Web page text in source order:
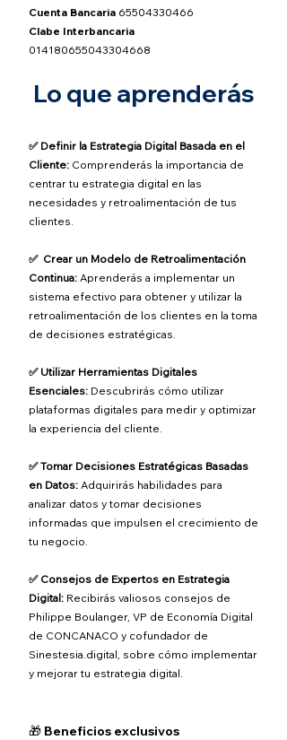
Cuenta Bancaria 65504330466
Clabe Interbancaria
014180655043304668
Lo que aprenderás
✅ Definir la Estrategia Digital Basada en el
Cliente: Comprenderás la importancia de
centrar tu estrategia digital en las
necesidades y retroalimentación de tus
clientes.
✅ Crear un Modelo de Retroalimentación
Continua: Aprenderás a implementar un
sistema efectivo para obtener y utilizar la
retroalimentación de los clientes en la toma
de decisiones estratégicas.
✅ Utilizar Herramientas Digitales
Esenciales: Descubrirás cómo utilizar
plataformas digitales para medir y optimizar
la experiencia del cliente.
✅ Tomar Decisiones Estratégicas Basadas
en Datos: Adquirirás habilidades para
analizar datos y tomar decisiones
informadas que impulsen el crecimiento de
tu negocio.
✅ Consejos de Expertos en Estrategia
Digital: Recibirás valiosos consejos de
Philippe Boulanger, VP de Economía Digital
de CONCANACO y cofundador de
Sinestesia.digital, sobre cómo implementar
y mejorar tu estrategia digital.
🎁 Beneficios exclusivos